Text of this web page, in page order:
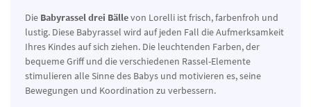
Die Babyrassel drei Bällevon Lorelli ist frisch, farbenfroh und
lustig. Diese Babyrassel wird auf jeden Fall die Aufmerksamkeit
Ihres Kindes auf sich ziehen. Die leuchtenden Farben, der
bequeme Griff und die verschiedenen Rassel-Elemente
stimulieren alle Sinne des Babys und motivieren es, seine
Bewegungen und Koordination zu verbessern.